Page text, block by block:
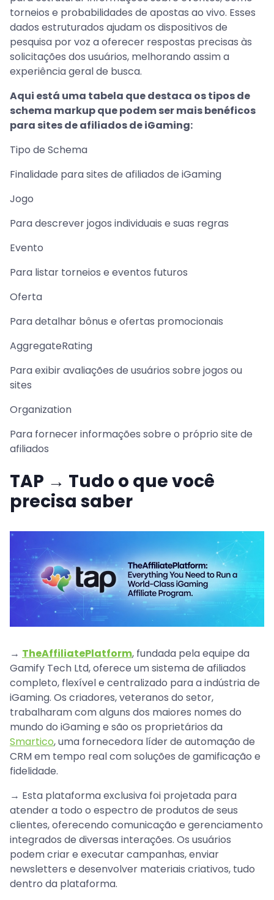
torneios e probabilidades de apostas ao vivo. Esses
dados estruturados ajudam os dispositivos de
pesquisa por voz a oferecer respostas precisas às
solicitações dos usuários, melhorando assim a
experiência geral de busca.
Aqui está uma tabela que destaca os tipos de
schema markup que podem ser mais benéficos
para sites de afiliados de iGaming:
Tipo de Schema
Finalidade para sites de afiliados de iGaming
Jogo
Para descrever jogos individuais e suas regras
Evento
Para listar torneios e eventos futuros
Oferta
Para detalhar bônus e ofertas promocionais
AggregateRating
Para exibir avaliações de usuários sobre jogos ou
sites
Organization
Para fornecer informações sobre o próprio site de
afiliados
TAP → Tudo o que você
precisa saber
→ TheAffiliatePlatform, fundada pela equipe da
Gamify Tech Ltd, oferece um sistema de afiliados
completo, flexível e centralizado para a indústria de
iGaming. Os criadores, veteranos do setor,
trabalharam com alguns dos maiores nomes do
mundo do iGaming e são os proprietários da
Smartico, uma fornecedora líder de automação de
CRM em tempo real com soluções de gamificação e
fidelidade.
→ Esta plataforma exclusiva foi projetada para
atender a todo o espectro de produtos de seus
clientes, oferecendo comunicação e gerenciamento
integrados de diversas interações. Os usuários
podem criar e executar campanhas, enviar
newsletters e desenvolver materiais criativos, tudo
dentro da plataforma.